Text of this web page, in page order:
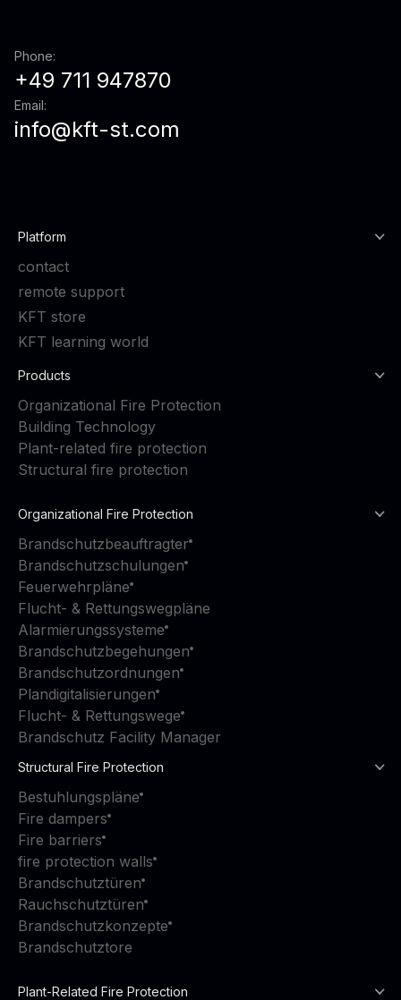
Phone:
+49 711 947870
Email:
info@kft-st.com
Platform
contact
remote support
KFT store
KFT learning world
Products
Organizational Fire Protection
Building Technology
Plant-related fire protection
Structural fire protection
Organizational Fire Protection
Brandschutzbeauftragter
Brandschutzschulungen
Feuerwehrpläne
Flucht- & Rettungswegpläne
Alarmierungssysteme
Brandschutzbegehungen
Brandschutzordnungen
Plandigitalisierungen
Flucht- & Rettungswege
Brandschutz Facility Manager
Structural Fire Protection
Bestuhlungspläne
Fire dampers
Fire barriers
fire protection walls
Brandschutztüren
Rauchschutztüren
Brandschutzkonzepte
Brandschutztore
Plant-Related Fire Protection